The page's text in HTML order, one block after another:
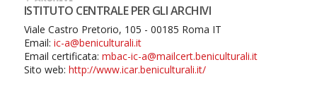
ISTITUTO CENTRALE PER GLI ARCHIVI
Viale Castro Pretorio, 105 - 00185 Roma IT
Email: ic-a@beniculturali.it
Email certificata: mbac-ic-a@mailcert.beniculturali.it
Sito web: http://www.icar.beniculturali.it/